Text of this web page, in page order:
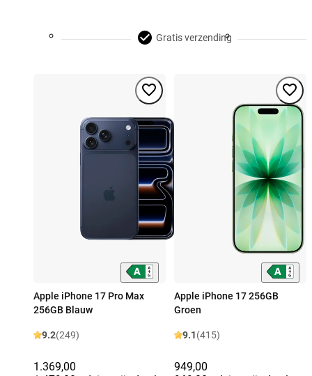
Gratis verzending
Apple iPhone 17 Pro Max
256GB Blauw
9.2(249)
1.369,00
Apple iPhone 17 256GB
Groen
9.1(415)
949,00